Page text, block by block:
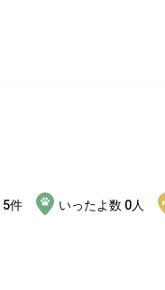
5件 いったよ数 0人